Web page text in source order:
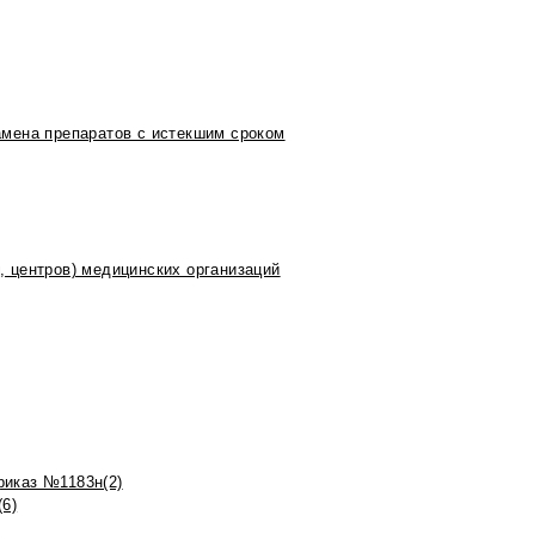
препаратов с истекшим сроком
медицинских организаций
№1183н(2)